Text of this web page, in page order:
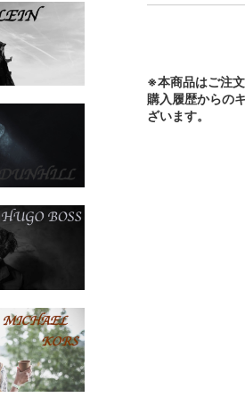
※本商品はご注
購入履歴からの
ざいます。